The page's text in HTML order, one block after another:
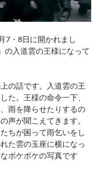
・8日に開かれまし
の入道雲の王様になって
の話です。入道雲の王
た。王様の命令一下、
雨を降らせたりするの
声が聞こえてきます。
ちが困って雨乞いをし
た雲の玉座に横になっ
ボケボケの写真です